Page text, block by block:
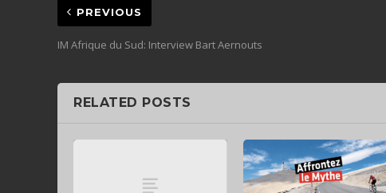
PREVIOUS
IM Afrique du Sud: Interview Bart Aernouts
RELATED POSTS